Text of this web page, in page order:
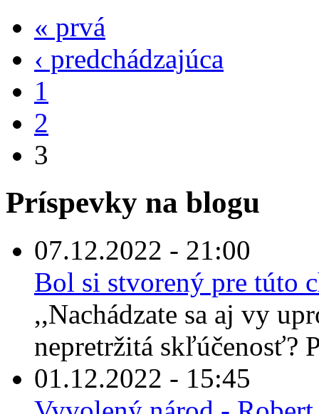
« prvá
‹ predchádzajúca
1
2
3
Príspevky na blogu
07.12.2022 - 21:00
Bol si stvorený pre túto
,,Nachádzate sa aj vy
nepretržitá skľúčenosť?
01.12.2022 - 15:45